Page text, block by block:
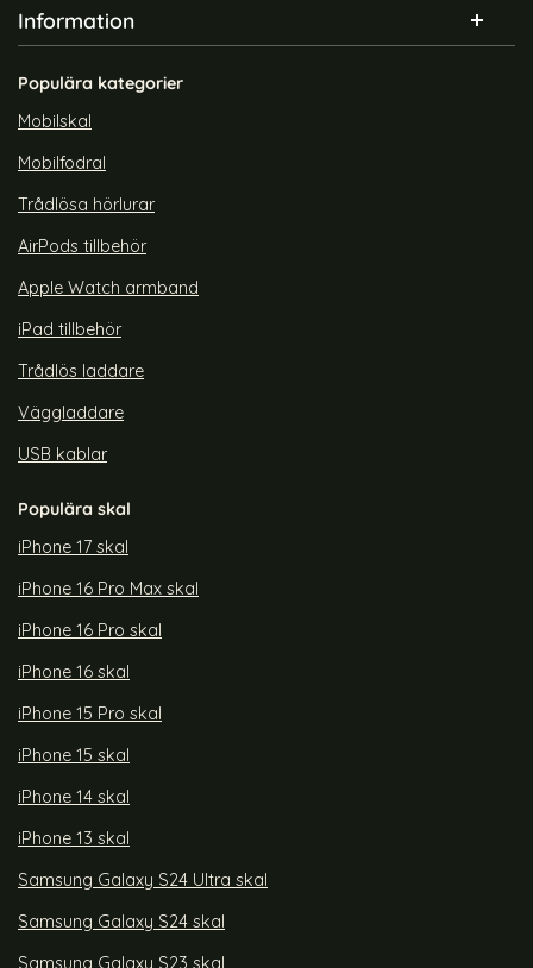
Information
Populära kategorier
Mobilskal
Mobilfodral
Trådlösa hörlurar
AirPods tillbehör
Apple Watch armband
iPad tillbehör
Trådlös laddare
Väggladdare
USB kablar
Populära skal
iPhone 17 skal
iPhone 16 Pro Max skal
iPhone 16 Pro skal
iPhone 16 skal
iPhone 15 Pro skal
iPhone 15 skal
iPhone 14 skal
iPhone 13 skal
Samsung Galaxy S24 Ultra skal
Samsung Galaxy S24 skal
Samsung Galaxy S23 skal